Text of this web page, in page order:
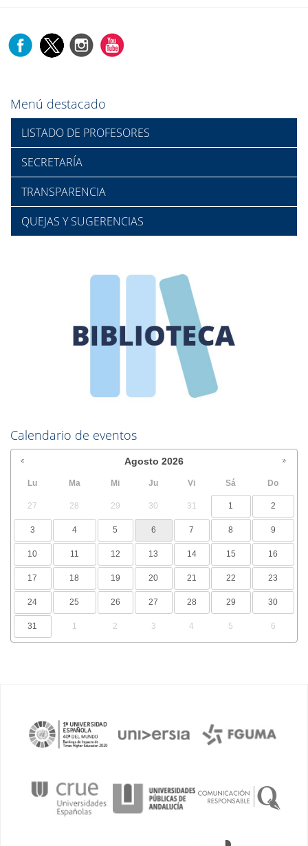
Menú destacado
LISTADO DE PROFESORES
SECRETARÍA
TRANSPARENCIA
QUEJAS Y SUGERENCIAS
Calendario de eventos
Agosto 2026
Lu Ma Mi Ju Vi Sá Do
27 28 29 30 31 1 2
3 4 5 6 7 8 9
10 11 12 13 14 15 16
17 18 19 20 21 22 23
24 25 26 27 28 29 30
31 1 2 3 4 5 6